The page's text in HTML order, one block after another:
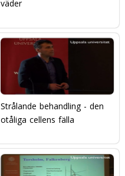
väder
Strålande behandling - den
otåliga cellens fälla